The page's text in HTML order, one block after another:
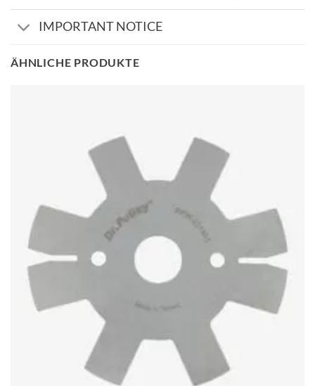
IMPORTANT NOTICE
ÄHNLICHE PRODUKTE